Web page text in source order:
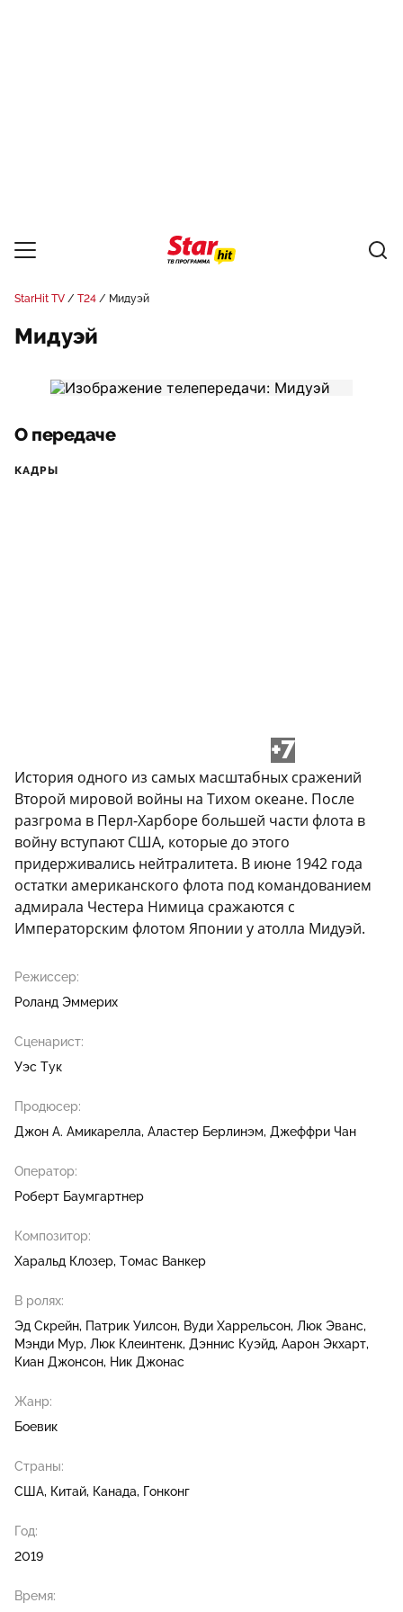
StarHit TV Т24 Мидуэй
Мидуэй
О передаче
КАДРЫ
+7
История одного из самых масштабных сражений
Второй мировой войны на Тихом океане. После
разгрома в Перл-Харборе большей части флота в
войну вступают США, которые до этого
придерживались нейтралитета. В июне 1942 года
остатки американского флота под командованием
адмирала Честера Нимица сражаются с
Императорским флотом Японии у атолла Мидуэй.
Режиссер:
Роланд Эммерих
Сценарист:
Уэс Тук
Продюсер:
Джон А. Амикарелла Аластер Берлинэм Джеффри Чан
Оператор:
Роберт Баумгартнер
Композитор:
Харальд Клозер Томас Ванкер
В ролях:
Эд Скрейн Патрик Уилсон Вуди Харрельсон Люк Эванс
Мэнди Мур Люк Клеинтенк Дэннис Куэйд Аарон Экхарт
Киан Джонсон Ник Джонас
Жанр:
Боевик
Страны:
США, Китай, Канада, Гонконг
Год:
2019
Время: